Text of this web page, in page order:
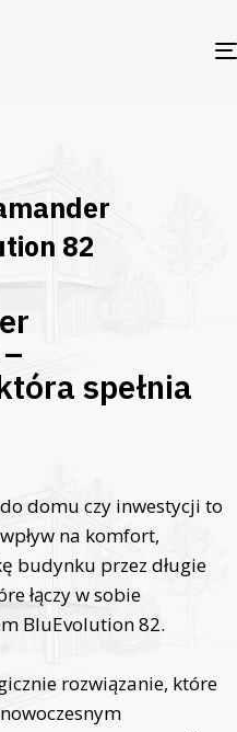
82
spełnia
domu czy inwestycji to
na komfort,
budynku przez długie
łączy w sobie
BluEvolution 82.
rozwiązanie, które